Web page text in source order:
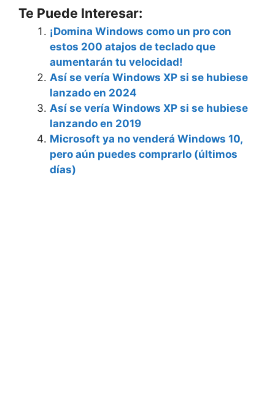
Te Puede Interesar:
¡Domina Windows como un pro con
estos 200 atajos de teclado que
aumentarán tu velocidad!
Así se vería Windows XP si se hubiese
lanzado en 2024
Así se vería Windows XP si se hubiese
lanzando en 2019
Microsoft ya no venderá Windows 10,
pero aún puedes comprarlo (últimos
días)